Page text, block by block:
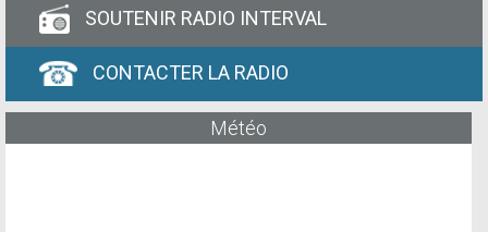
SOUTENIR RADIO INTERVAL
CONTACTER LA RADIO
Météo